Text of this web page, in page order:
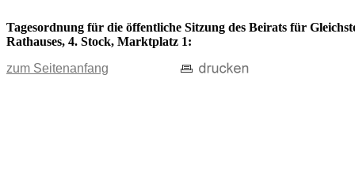
Tagesordnung für die öffentliche Sitzung des Beirats für
Rathauses, 4. Stock, Marktplatz 1:
zum Seitenanfang